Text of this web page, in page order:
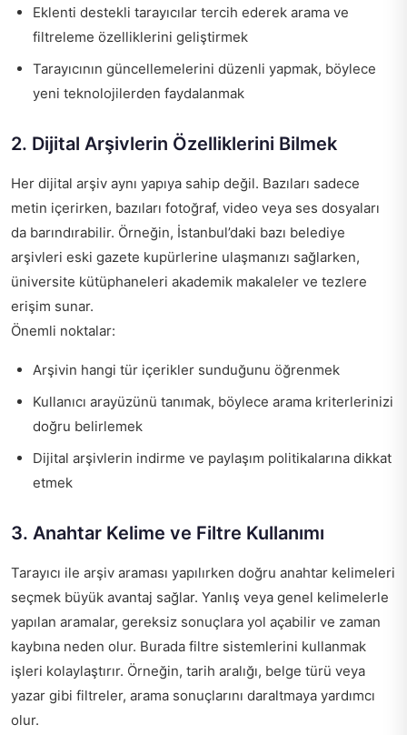
Eklenti destekli tarayıcılar tercih ederek arama ve
filtreleme özelliklerini geliştirmek
Tarayıcının güncellemelerini düzenli yapmak, böylece
yeni teknolojilerden faydalanmak
2. Dijital Arşivlerin Özelliklerini Bilmek
Her dijital arşiv aynı yapıya sahip değil. Bazıları sadece
metin içerirken, bazıları fotoğraf, video veya ses dosyaları
da barındırabilir. Örneğin, İstanbul’daki bazı belediye
arşivleri eski gazete kupürlerine ulaşmanızı sağlarken,
üniversite kütüphaneleri akademik makaleler ve tezlere
erişim sunar.
Önemli noktalar:
Arşivin hangi tür içerikler sunduğunu öğrenmek
Kullanıcı arayüzünü tanımak, böylece arama kriterlerinizi
doğru belirlemek
Dijital arşivlerin indirme ve paylaşım politikalarına dikkat
etmek
3. Anahtar Kelime ve Filtre Kullanımı
Tarayıcı ile arşiv araması yapılırken doğru anahtar kelimeleri
seçmek büyük avantaj sağlar. Yanlış veya genel kelimelerle
yapılan aramalar, gereksiz sonuçlara yol açabilir ve zaman
kaybına neden olur. Burada filtre sistemlerini kullanmak
işleri kolaylaştırır. Örneğin, tarih aralığı, belge türü veya
yazar gibi filtreler, arama sonuçlarını daraltmaya yardımcı
olur.